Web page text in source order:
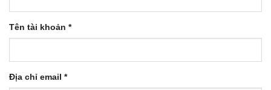
Tên tài khoản *
Địa chỉ email *